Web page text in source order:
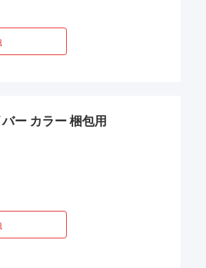
非常に専門だっ
ー カラー 梱包用